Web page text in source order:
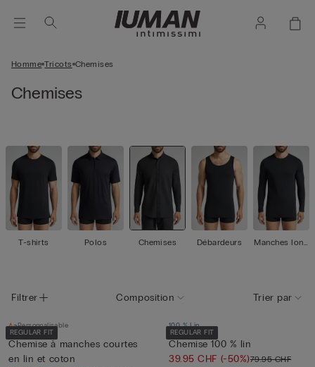
Homme Tricots Chemises
Chemises
T-shirts Polos Chemises Débardeurs
Manches long
Filtrer Composition Trier par
REGULAR FIT
Personnalisable
Chemise à manches courtes
en lin et coton
REGULAR FIT
100 % Lin
Chemise 100 % lin
39.95 CHF (-50%)79.95 CHF